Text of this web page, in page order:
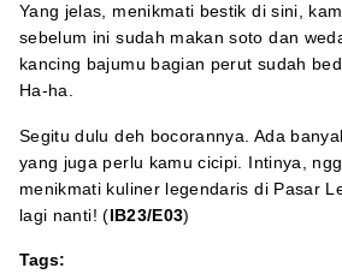
Yang jelas, menikmati bestik di sini,
sebelum ini sudah makan soto dan
kancing bajumu bagian perut sudah
Ha-ha.
Segitu dulu deh bocorannya. Ada
yang juga perlu kamu cicipi. Intinya,
menikmati kuliner legendaris di Pasar
lagi nanti! (IB23/E03)
Tags: